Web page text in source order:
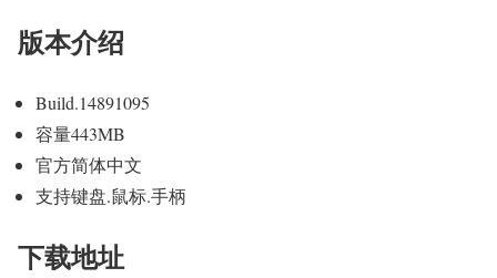
版本介绍
Build.14891095
容量443MB
官方简体中文
支持键盘.鼠标.手柄
下载地址